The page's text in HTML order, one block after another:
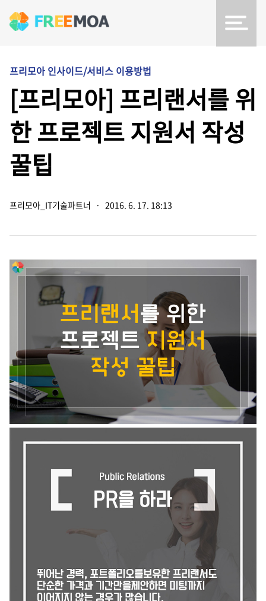
프리모아 인사이드/서비스 이용방법
[프리모아] 프리랜서를 위
한 프로젝트 지원서 작성
꿀팁
프리모아_IT기술파트너 · 2016. 6. 17. 18:13